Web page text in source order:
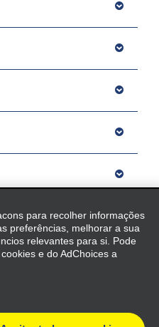
para recolher informações
preferências, melhorar a sua
relevantes para si. Pode
e do AdChoices a